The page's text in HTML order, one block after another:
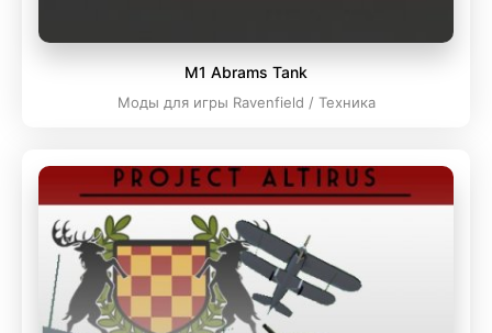
M1 Abrams Tank
Моды для игры Ravenfield / Техника